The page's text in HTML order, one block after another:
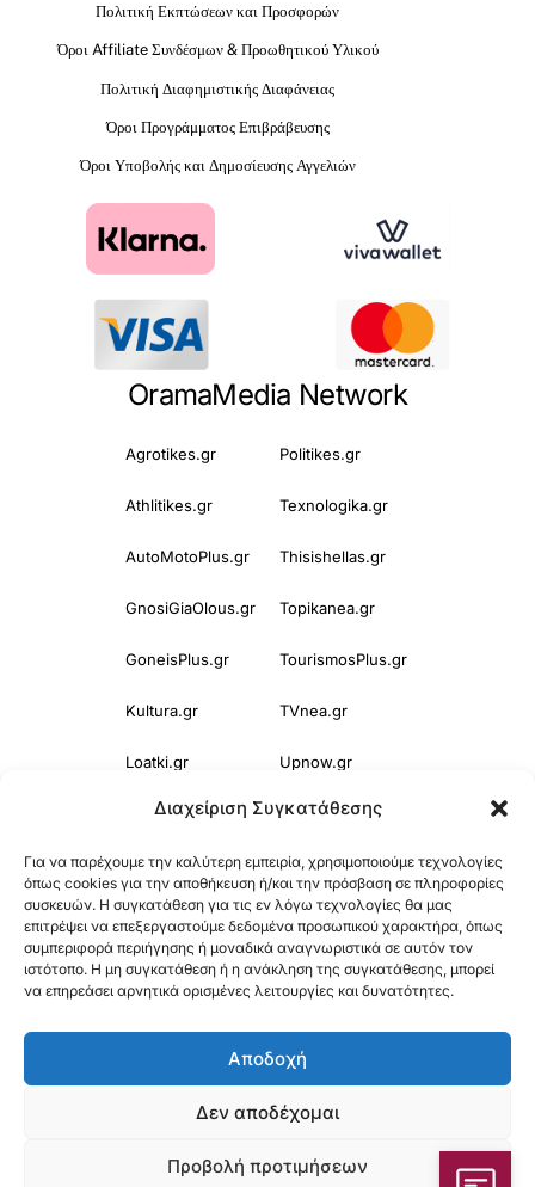
Διαχείριση Συγκατάθεσης
Για να παρέχουμε την καλύτερη εμπειρία, χρησιμοποιούμε τεχνολογίες
όπως cookies για την αποθήκευση ή/και την πρόσβαση σε πληροφορίες
συσκευών. Η συγκατάθεση για τις εν λόγω τεχνολογίες θα μας
επιτρέψει να επεξεργαστούμε δεδομένα προσωπικού χαρακτήρα, όπως
συμπεριφορά περιήγησης ή μοναδικά αναγνωριστικά σε αυτόν τον
ιστότοπο. Η μη συγκατάθεση ή η ανάκληση της συγκατάθεσης, μπορεί
να επηρεάσει αρνητικά ορισμένες λειτουργίες και δυνατότητες.
Αποδοχή
Δεν αποδέχομαι
Προβολή προτιμήσεων
Πολιτική Εκπτώσεων και Προσφορών
Όροι Affiliate Συνδέσμων & Προωθητικού Υλικού
Πολιτική Διαφημιστικής Διαφάνειας
Όροι Προγράμματος Επιβράβευσης
Όροι Υποβολής και Δημοσίευσης Αγγελιών
OramaMedia Network
Agrotikes.gr Politikes.gr
Athlitikes.gr Texnologika.gr
AutoMotoPlus.gr Thisishellas.gr
GnosiGiaOlous.gr Topikanea.gr
GoneisPlus.gr TourismosPlus.gr
Kultura.gr TVnea.gr
Loatki.gr Upnow.gr
Loveis.gr VresSyntages.gr
ModernaGynaika.gr Xristianika.gr
OikonomiaPlus.gr ZoumeKalytera.gr
Oikotropia.gr ZoumeSpiti.gr
© 2025Orama Group(Orama Group Μ.Ι.Κ.Ε.) | Α.Φ.Μ. 801086294 –
Ελλάδα |